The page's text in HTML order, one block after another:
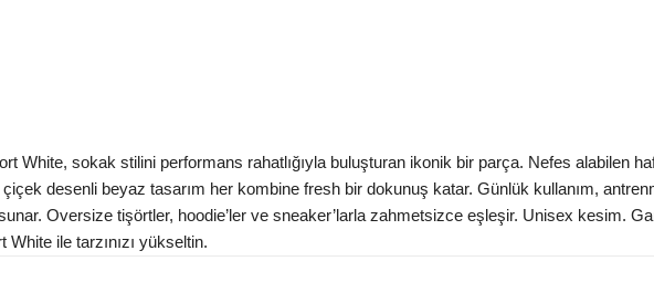
White, sokak stilini performans rahatlığıyla buluşturan ikonik bir parça. Nefes alabilen
desenli beyaz tasarım her kombine fresh bir dokunuş katar. Günlük kullanım,
Oversize tişörtler, hoodie’ler ve sneaker’larla zahmetsizce eşleşir. Unisex kesim.
ile tarzınızı yükseltin.